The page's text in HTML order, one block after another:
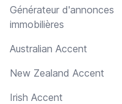
Générateur d'annonces
immobilières
Australian Accent
New Zealand Accent
Irish Accent